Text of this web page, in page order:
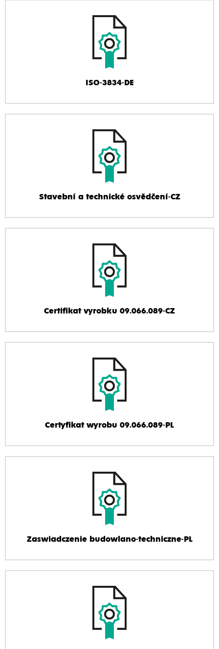
ISO-3834-DE
Stavební a technické osvědčení-CZ
Certifikat vyrobku 09.066.089-CZ
Certyfikat wyrobu 09.066.089-PL
Zaswiadczenie budowlano-techniczne-PL